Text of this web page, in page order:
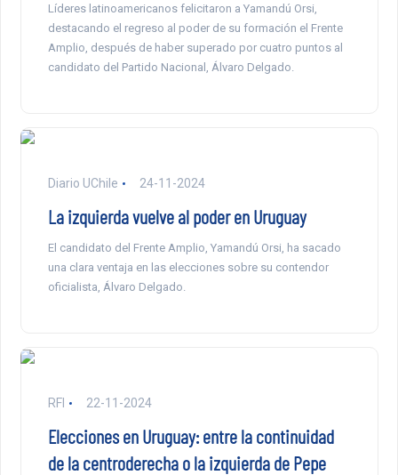
Líderes latinoamericanos felicitaron a Yamandú Orsi,
destacando el regreso al poder de su formación el Frente
Amplio, después de haber superado por cuatro puntos al
candidato del Partido Nacional, Álvaro Delgado.
Diario UChile 24-11-2024
La izquierda vuelve al poder en Uruguay
El candidato del Frente Amplio, Yamandú Orsi, ha sacado
una clara ventaja en las elecciones sobre su contendor
oficialista, Álvaro Delgado.
RFI 22-11-2024
Elecciones en Uruguay: entre la continuidad
de la centroderecha o la izquierda de Pepe